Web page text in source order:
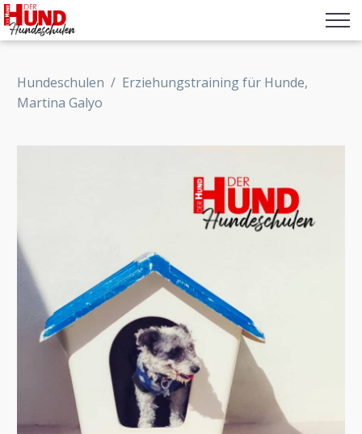
Hundeschulen / Erziehungstraining für Hunde,
Martina Galyo